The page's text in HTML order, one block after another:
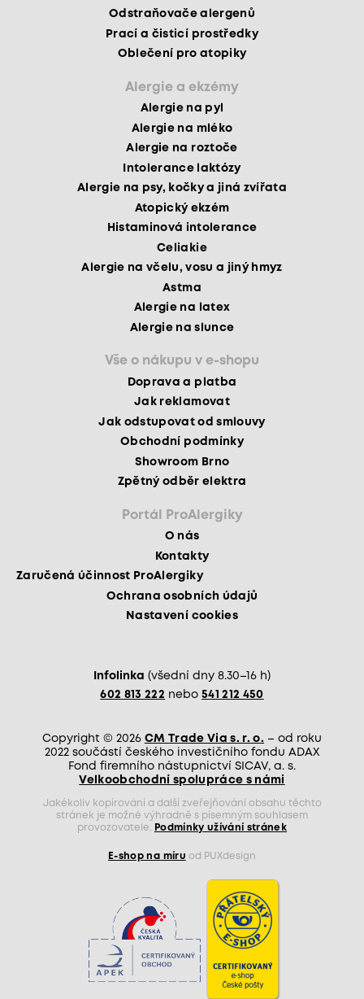
Odstraňovače alergenů
Prací a čisticí prostředky
Oblečení pro atopiky
Alergie a ekzémy
Alergie na pyl
Alergie na mléko
Alergie na roztoče
Intolerance laktózy
Alergie na psy, kočky a jiná zvířata
Atopický ekzém
Histaminová intolerance
Celiakie
Alergie na včelu, vosu a jiný hmyz
Astma
Alergie na latex
Alergie na slunce
Vše o nákupu v e-shopu
Doprava a platba
Jak reklamovat
Jak odstupovat od smlouvy
Obchodní podmínky
Showroom Brno
Zpětný odběr elektra
Portál ProAlergiky
O nás
Kontakty
Zaručená účinnost ProAlergiky
Ochrana osobních údajů
Nastavení cookies
Infolinka (všední dny 8.30–16 h)
602 813 222 nebo 541 212 450
Copyright © 2026 CM Trade Via s. r. o. – od roku
2022 součástí českého investičního fondu ADAX
Fond firemního nástupnictví SICAV, a. s.
Velkoobchodní spolupráce s námi
Jakékoliv kopírování a další zveřejňování obsahu těchto
stránek je možné výhradně s písemným souhlasem
provozovatele.
Podmínky užívání stránek
E-shop na míru od PUXdesign